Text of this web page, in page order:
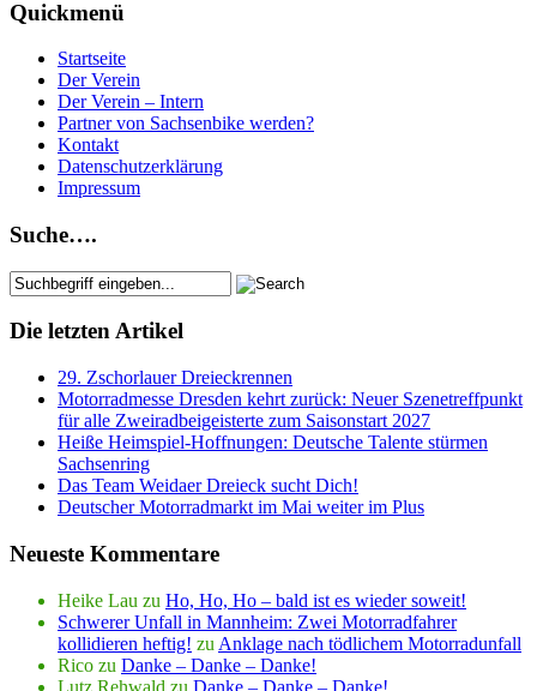
Quickmenü
Startseite
Der Verein
Der Verein – Intern
Partner von Sachsenbike werden?
Kontakt
Datenschutzerklärung
Impressum
Suche….
Die letzten Artikel
29. Zschorlauer Dreieckrennen
Motorradmesse Dresden kehrt zurück: Neuer Szenetreffpunkt
für alle Zweiradbeigeisterte zum Saisonstart 2027
Heiße Heimspiel-Hoffnungen: Deutsche Talente stürmen
Sachsenring
Das Team Weidaer Dreieck sucht Dich!
Deutscher Motorradmarkt im Mai weiter im Plus
Neueste Kommentare
Heike Lau zu Ho, Ho, Ho – bald ist es wieder soweit!
Schwerer Unfall in Mannheim: Zwei Motorradfahrer
kollidieren heftig! zu Anklage nach tödlichem Motorradunfall
Rico zu Danke – Danke – Danke!
Lutz Rehwald zu Danke – Danke – Danke!